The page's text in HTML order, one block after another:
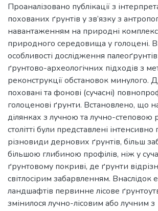
Проаналізовано публікації з
похованих ґрунтів у зв’язку з
навантаженням на природні
природного середовища у голоцені.
особливості дослідження
ґрунтово-археологічних підходів з
реконструкції обстановок минулого.
поховані та фонові (сучасні)
голоценові ґрунти. Встановлено, що
ділянках з лучною та лучно-степовою
столітті були представлені інтенсивно
різновиди дернових ґрунтів, більш
більшою глибиною профілів, ніж у
ґрунтовому покриві, де ґрунти
світлосірим забарвленням. Внаслідок
ландшафтів первинне лісове
змінилося лучно-лісовим або лучним з